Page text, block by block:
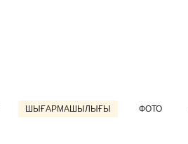
ШЫҒАРМАШЫЛЫҒЫ ФОТО